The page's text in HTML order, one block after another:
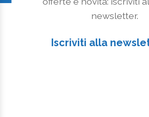
newsletter.
Iscriviti alla